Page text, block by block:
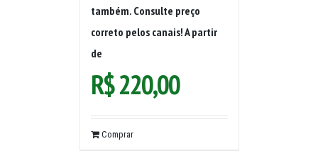
também. Consulte preço
correto pelos canais! A partir
de
R$220,00
Comprar